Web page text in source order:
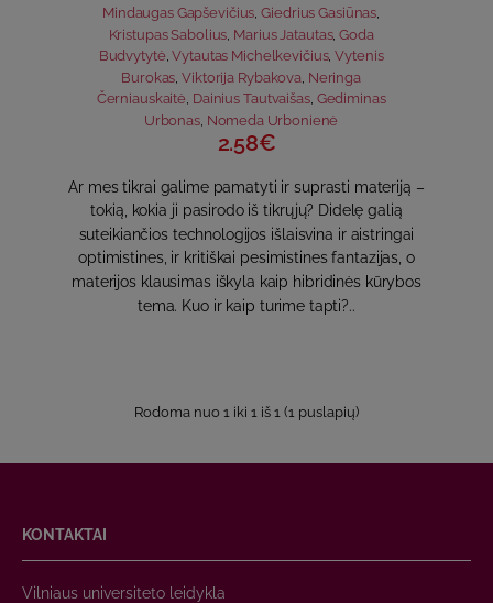
Mindaugas Gapševičius,Giedrius Gasiūnas,
Kristupas Sabolius Marius Jatautas,Goda
Budvytytė,Vytautas Michelkevičius,Vytenis
Burokas ,Viktorija Rybakova Neringa
Černiauskaitė, Dainius Tautvaišas, Gediminas
Urbonas, Nomeda Urbonienė
2.58€
Ar mes tikrai galime pamatyti ir suprasti materiją –
tokią, kokia ji pasirodo iš tikrųjų? Didelę galią
suteikiančios technologijos išlaisvina ir aistringai
optimistines, ir kritiškai pesimistines fantazijas, o
materijos klausimas iškyla kaip hibridinės kūrybos
tema. Kuo ir kaip turime tapti?..
Rodoma nuo 1 iki 1 iš 1 (1 puslapių)
KONTAKTAI
Vilniaus universiteto leidykla